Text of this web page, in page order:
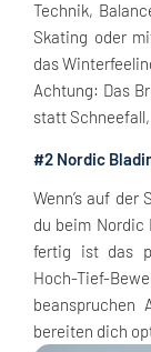
Technik,
Skating oder
das
Achtung: Das
statt
#2 Nordic
Wenn’s auf
du beim Nordic
fertig ist das
Hoch-Tief-
beanspruchen
bereiten dich